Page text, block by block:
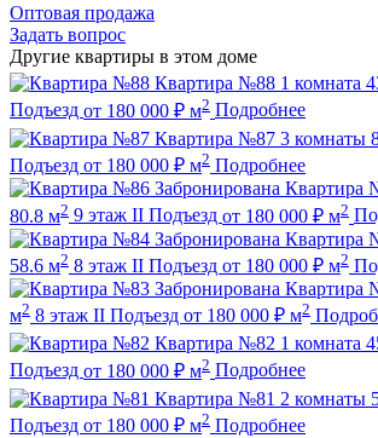
Оптовая продажа
Задать вопрос
Другие квартиры в этом доме
Квартира №88 1 комната
Подъезд от 180 000 ₽ м2 Подробнее
Квартира №87 3 комнаты
Подъезд от 180 000 ₽ м2 Подробнее
Забронирована Квартира
80.8 м2 9 этаж II Подъезд от 180 000 ₽ м2
Забронирована Квартира
58.6 м2 8 этаж II Подъезд от 180 000 ₽ м2
Забронирована Квартира
м2 8 этаж II Подъезд от 180 000 ₽ м2
Квартира №82 1 комната
Подъезд от 180 000 ₽ м2 Подробнее
Квартира №81 2 комнаты
Подъезд от 180 000 ₽ м2 Подробнее